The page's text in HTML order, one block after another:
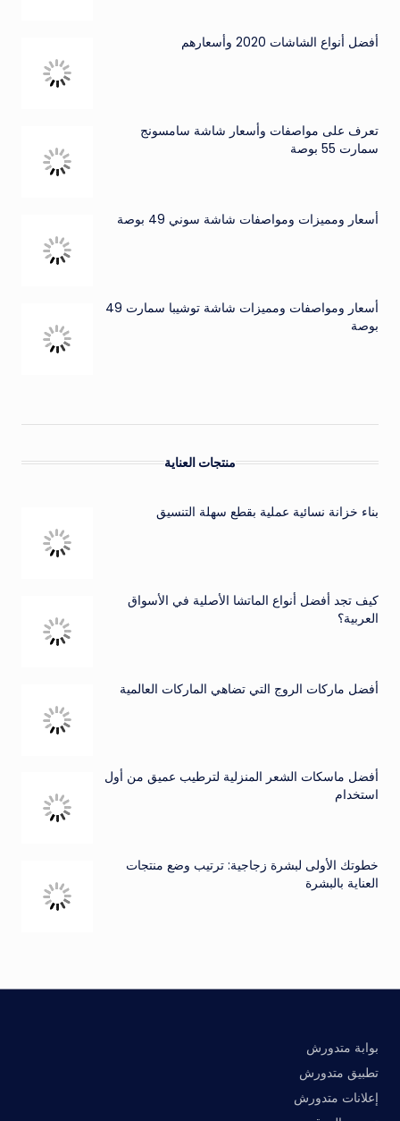
أفضل أنواع الشاشات 2020 وأسعارهم
تعرف على مواصفات وأسعار شاشة سامسونج
سمارت 55 بوصة
أسعار ومميزات ومواصفات شاشة سوني 49 بوصة
أسعار ومواصفات ومميزات شاشة توشيبا سمارت 49
بوصة
منتجات العناية
بناء خزانة نسائية عملية بقطع سهلة التنسيق
كيف تجد أفضل أنواع الماتشا الأصلية في الأسواق
العربية؟
أفضل ماركات الروج التي تضاهي الماركات العالمية
أفضل ماسكات الشعر المنزلية لترطيب عميق من أول
استخدام
خطوتك الأولى لبشرة زجاجية: ترتيب وضع منتجات
العناية بالبشرة
بوابة متدورش
تطبيق متدورش
إعلانات متدورش